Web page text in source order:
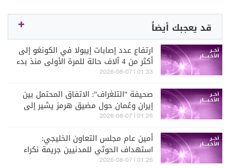
قد يعجبك أيضاً
ارتفاع عدد إصابات إيبولا في الكونغو إلى
أكثر من 4 آلاف حالة للمرة الأولى منذ بدء
تفشي الوباء (سكاي نيوز)
01:33 | 2026-08-07
صحيفة "التلغراف": الاتفاق المحتمل بين
إيران وعُمان حول مضيق هرمز يشير إلى
أن طهران خرجت من الصراع أكثر قوة من
01:26 | 2026-08-07
أمين عام مجلس التعاون الخليجي:
استهداف الحوثي للمدنيين جريمة نكراء
01:26 | 2026-08-07